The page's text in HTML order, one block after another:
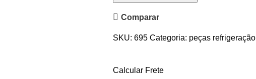
Comparar
SKU: 695 Categoria: peças refrigeração
Calcular Frete